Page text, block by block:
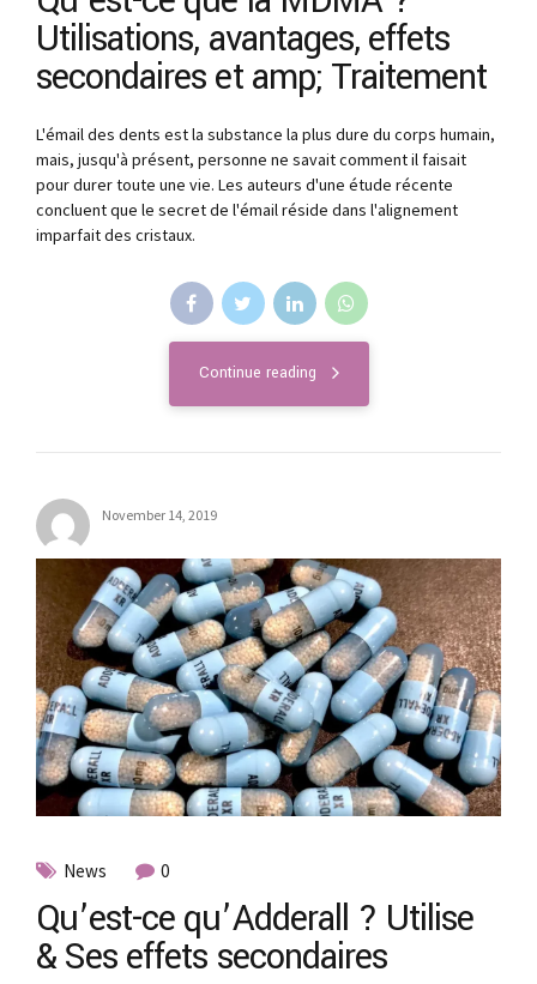
Utilisations, avantages, effets
secondaires et amp; Traitement
L'émail des dents est la substance la plus dure du corps humain,
mais, jusqu'à présent, personne ne savait comment il faisait
pour durer toute une vie. Les auteurs d'une étude récente
concluent que le secret de l'émail réside dans l'alignement
imparfait des cristaux.
Continue reading
November 14, 2019
News 0
Qu’est-ce qu’Adderall ? Utilise
& Ses effets secondaires